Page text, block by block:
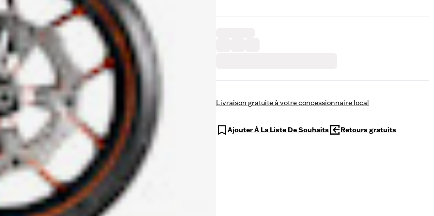
Livraison gratuite à votre concessionnaire local
Ajouter À La Liste De Souhaits Retours gratuits